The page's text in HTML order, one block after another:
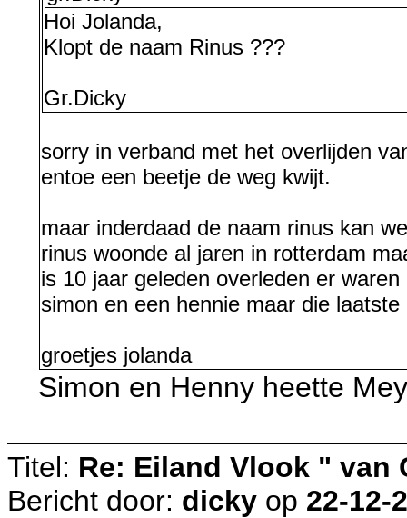
Hoi Jolanda,
Klopt de naam Rinus ???
Gr.Dicky
sorry in verband met het overlijden
entoe een beetje de weg kwijt.
maar inderdaad de naam rinus kan
rinus woonde al jaren in rotterdam
is 10 jaar geleden overleden er
simon en een hennie maar die
groetjes jolanda
Simon en Henny heette
Titel: Re: Eiland Vlook " van
Bericht door: dicky op 22-12-